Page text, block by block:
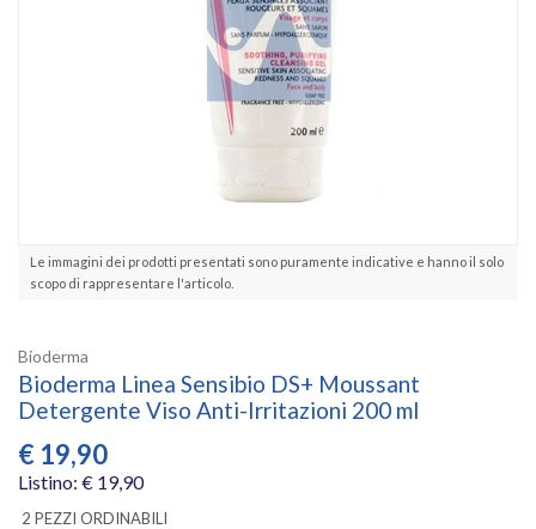
Le immagini dei prodotti presentati sono puramente indicative e hanno il solo
scopo di rappresentare l'articolo.
Bioderma
Bioderma Linea Sensibio DS+ Moussant
Detergente Viso Anti-Irritazioni 200 ml
€ 19,90
Listino: € 19,90
2 PEZZI ORDINABILI